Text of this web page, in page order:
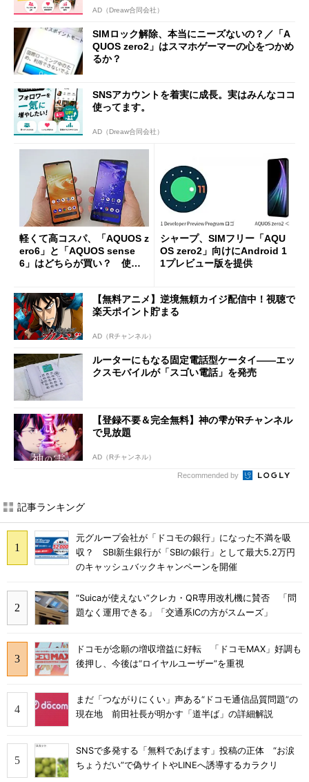
AD（Dreaw合同会社）
SIMロック解除、本当にニーズないの？／「A
QUOS zero2」はスマホゲーマーの心をつかめ
るか？
SNSアカウントを着実に成長。実はみんなココ
使ってます。
AD（Dreaw合同会社）
軽くて高コスパ、「AQUOS z
ero6」と「AQUOS sense
6」はどちらが買い？ 使用
シャープ、SIMフリー「AQU
OS zero2」向けにAndroid 1
1プレビュー版を提供
【無料アニメ】逆境無頼カイジ配信中！視聴で
楽天ポイント貯まる
AD（Rチャンネル）
ルーターにもなる固定電話型ケータイ――エッ
クスモバイルが「スゴい電話」を発売
【登録不要＆完全無料】神の雫がRチャンネル
で見放題
AD（Rチャンネル）
Recommended by
記事ランキング
元グループ会社が「ドコモの銀行」になった不満を吸
収？ SBI新生銀行が「SBIの銀行」として最大5.2万円
のキャッシュバックキャンペーンを開催
“Suicaが使えない”クレカ・QR専用改札機に賛否 「問
題なく運用できる」「交通系ICの方がスムーズ」
ドコモが念願の増収増益に好転 「ドコモMAX」好調も
後押し、今後は“ロイヤルユーザー”を重視
まだ「つながりにくい」声ある“ドコモ通信品質問題”の
現在地 前田社長が明かす「道半ば」の詳細解説
SNSで多発する「無料であげます」投稿の正体 “お涙
ちょうだい”で偽サイトやLINEへ誘導するカラクリ